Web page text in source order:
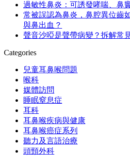
過敏性鼻炎：可誘發哮喘、鼻
常被誤認為鼻炎，鼻腔異位齒
與鼻出血？
聲音沙啞是聲帶病變？拆解常
Categories
兒童耳鼻喉問題
喉科
媒體訪問
睡眠窒息症
耳科
耳鼻喉疾病與健康
耳鼻喉癌症系列
聽力及言語治療
頭頸外科